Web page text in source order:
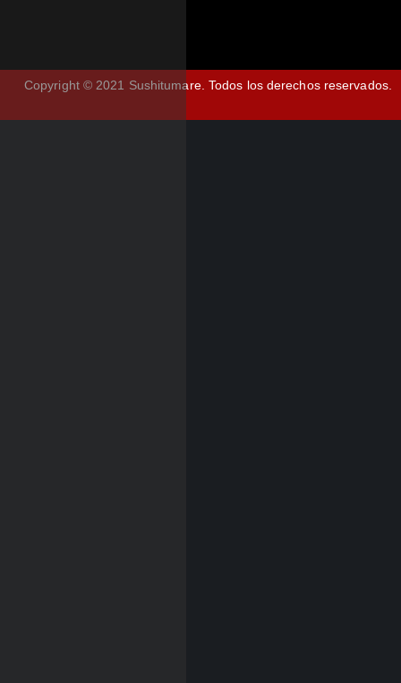
Copyright © 2021 Sushitumare. Todos los derechos reservados.